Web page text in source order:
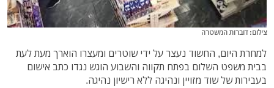
צילום: דוברות המשטרה
למחרת היום, החשוד נעצר על ידי שוטרים ומעצרו הוארך מעת לעת
בבית משפט השלום בפתח תקווה והשבוע הוגש נגדו כתב אישום
בעבירות של שוד מזויין ונהיגה ללא רישיון נהיגה.